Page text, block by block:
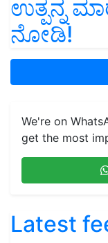
ಉತ್ಪನ್ನ
ನೋಡಿ!
We're on
get the most
Latest